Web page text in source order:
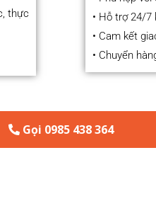
thực
• Hỗ trợ 24/7
• Cam kết
• Chuyển
Gọi 0985 438 364